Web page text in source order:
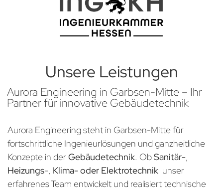
Unsere Leistungen
Aurora Engineering in Garbsen-Mitte – Ihr
Partner für innovative Gebäudetechnik
Aurora Engineering steht in Garbsen-Mitte für
fortschrittliche Ingenieurlösungen und ganzheitliche
Konzepte in derGebäudetechnik. ObSanitär-,
Heizungs-, Klima- oder Elektrotechnik unser
erfahrenes Team entwickelt und realisiert technische